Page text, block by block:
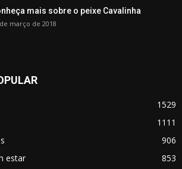
mais sobre o peixe Cavalinha
março de 2018
1529
1111
906
estar
853